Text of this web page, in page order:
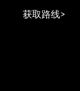
获取路线